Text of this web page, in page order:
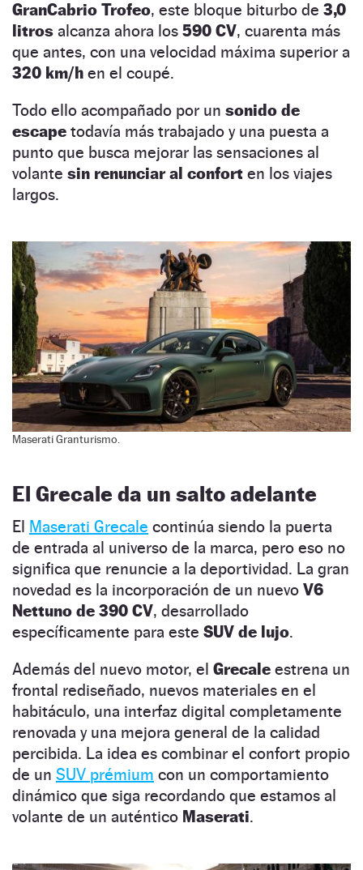
GranCabrio Trofeo, este bloque biturbo de 3,0
litros alcanza ahora los 590 CV, cuarenta más
que antes, con una velocidad máxima superior a
320 km/h en el coupé.
Todo ello acompañado por un sonido de
escape todavía más trabajado y una puesta a
punto que busca mejorar las sensaciones al
volante sin renunciar al confort en los viajes
largos.
Maserati Granturismo.
El Grecale da un salto adelante
El Maserati Grecale continúa siendo la puerta
de entrada al universo de la marca, pero eso no
significa que renuncie a la deportividad. La gran
novedad es la incorporación de un nuevo V6
Nettuno de 390 CV, desarrollado
específicamente para este SUV de lujo.
Además del nuevo motor, el Grecale estrena un
frontal rediseñado, nuevos materiales en el
habitáculo, una interfaz digital completamente
renovada y una mejora general de la calidad
percibida. La idea es combinar el confort propio
de un SUV prémium con un comportamiento
dinámico que siga recordando que estamos al
volante de un auténtico Maserati.